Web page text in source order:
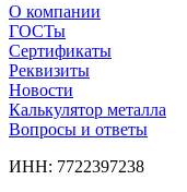
О компании
ГОСТы
Сертификаты
Реквизиты
Новости
Калькулятор металла
Вопросы и ответы
ИНН: 7722397238